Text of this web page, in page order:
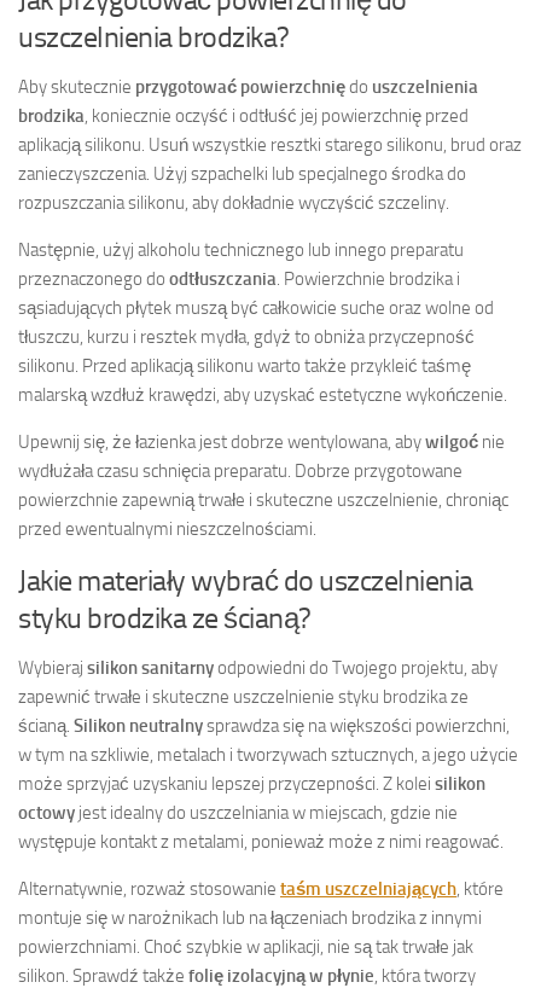
uszczelnienia brodzika?
Aby skutecznie przygotować powierzchniędo uszczelnienia
brodzika , koniecznie oczyść i odtłuść jej powierzchnię przed
aplikacją silikonu. Usuń wszystkie resztki starego silikonu, brud oraz
zanieczyszczenia. Użyj szpachelki lub specjalnego środka do
rozpuszczania silikonu, aby dokładnie wyczyścić szczeliny.
Następnie, użyj alkoholu technicznego lub innego preparatu
przeznaczonego do odtłuszczania . Powierzchnie brodzika i
sąsiadujących płytek muszą być całkowicie suche oraz wolne od
tłuszczu, kurzu i resztek mydła, gdyż to obniża przyczepność
silikonu. Przed aplikacją silikonu warto także przykleić taśmę
malarską wzdłuż krawędzi, aby uzyskać estetyczne wykończenie.
Upewnij się, że łazienka jest dobrze wentylowana, abywilgoć nie
wydłużała czasu schnięcia preparatu. Dobrze przygotowane
powierzchnie zapewnią trwałe i skuteczne uszczelnienie, chroniąc
przed ewentualnymi nieszczelnościami.
Jakie materiały wybrać do uszczelnienia
styku brodzika ze ścianą?
Wybieraj silikon sanitarnyodpowiedni do Twojego projektu, aby
zapewnić trwałe i skuteczne uszczelnienie styku brodzika ze
ścianą. Silikon neutralnysprawdza się na większości powierzchni,
w tym na szkliwie, metalach i tworzywach sztucznych, a jego użycie
może sprzyjać uzyskaniu lepszej przyczepności. Z kolei silikon
octowy jest idealny do uszczelniania w miejscach, gdzie nie
występuje kontakt z metalami, ponieważ może z nimi reagować.
Alternatywnie, rozważ stosowanie taśm uszczelniających , które
montuje się w narożnikach lub na łączeniach brodzika z innymi
powierzchniami. Choć szybkie w aplikacji, nie są tak trwałe jak
silikon. Sprawdź także folię izolacyjną w płynie , która tworzy